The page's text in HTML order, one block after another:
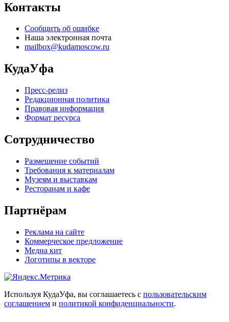
Контакты
Сообщить об ошибке
Наша электронная почта
mailbox@kudamoscow.ru
КудаУфа
Пресс-релиз
Редакционная политика
Правовая информация
Формат ресурса
Сотрудничество
Размещение событий
Требования к материалам
Музеям и выставкам
Ресторанам и кафе
Партнёрам
Реклама на сайте
Коммерческое предложение
Медиа кит
Логотипы в векторе
Используя КудаУфа, вы соглашаетесь с пользовательским
соглашением и политикой конфиденциальности.